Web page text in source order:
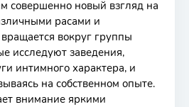
совершенно новый взгляд на
расами и
вокруг группы
исследуют заведения,
интимного характера, и
на собственном опыте.
внимание яркими